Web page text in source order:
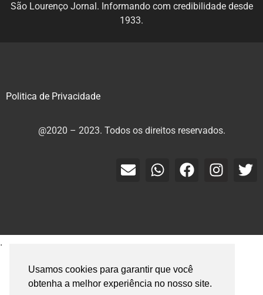
Usamos cookies para garantir que você
obtenha a melhor experiência no nosso site.
São Lourenço Jornal. Informando com credibilidade desde
1933.
Politica de Privacidade
@2020 – 2023. Todos os direitos reservados.
.